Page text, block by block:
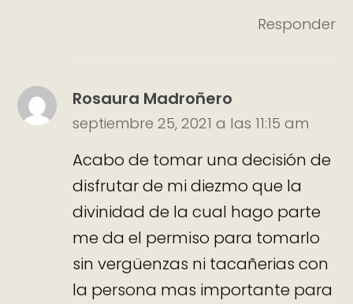
Responder
Rosaura Madroñero
septiembre 25, 2021 a las 11:15 am
Acabo de tomar una decisión de
disfrutar de mi diezmo que la
divinidad de la cual hago parte
me da el permiso para tomarlo
sin vergüenzas ni tacañerias con
la persona mas importante para